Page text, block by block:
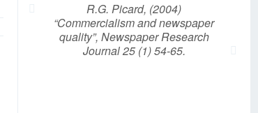
R.G. Picard, (2004)
“Commercialism and newspaper
quality”, Newspaper Research
Journal 25 (1) 54-65.